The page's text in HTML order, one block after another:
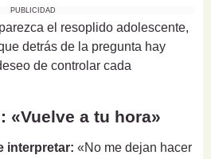
PUBLICIDAD
el resoplido adolescente,
detrás de la pregunta hay
de controlar cada
«Vuelve a tu hora»
interpretar: «No me dejan hacer